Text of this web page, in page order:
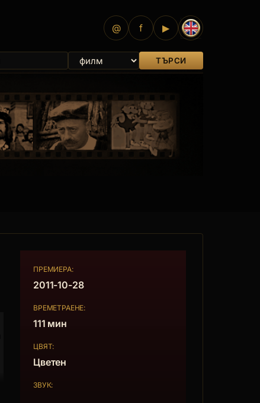
@ f ▶
ТЪРСИ
ПРЕМИЕРА:
2011-10-28
ВРЕМЕТРАЕНЕ:
111 мин
ЦВЯТ:
Цветен
ЗВУК: